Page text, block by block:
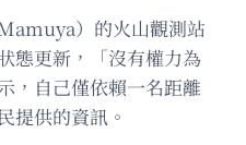
）的火山觀測站
態更新，「沒有權力為
，自己僅依賴一名距離
提供的資訊。